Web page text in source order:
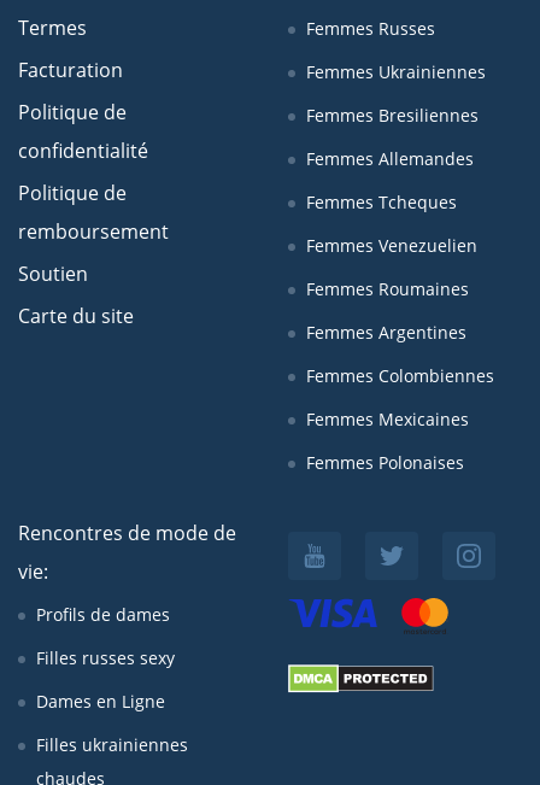
Termes
Facturation
Politique de
confidentialité
Politique de
remboursement
Soutien
Carte du site
Femmes Russes
Femmes Ukrainiennes
Femmes Bresiliennes
Femmes Allemandes
Femmes Tcheques
Femmes Venezuelien
Femmes Roumaines
Femmes Argentines
Femmes Colombiennes
Femmes Mexicaines
Femmes Polonaises
Rencontres de mode de
vie:
Profils de dames
Filles russes sexy
Dames en Ligne
Filles ukrainiennes
chaudes